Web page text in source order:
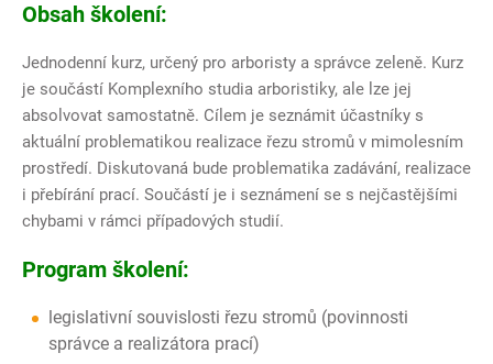
Obsah školení:
Jednodenní kurz, určený pro arboristy a správce zeleně. Kurz
je součástí Komplexního studia arboristiky, ale lze jej
absolvovat samostatně. Cílem je seznámit účastníky s
aktuální problematikou realizace řezu stromů v mimolesním
prostředí. Diskutovaná bude problematika zadávání, realizace
i přebírání prací. Součástí je i seznámení se s nejčastějšími
chybami v rámci případových studií.
Program školení:
legislativní souvislosti řezu stromů (povinnosti
správce a realizátora prací)